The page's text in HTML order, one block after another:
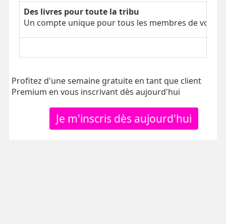
Des livres pour toute la tribu
Un compte unique pour tous les membres de votre
Profitez d'une semaine gratuite en tant que client
Premium en vous inscrivant dès aujourd'hui
Je m'inscris dès aujourd'hui